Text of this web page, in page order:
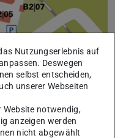
Nutzungserlebnis auf
Deswegen
selbst entscheiden,
unserer Webseiten
Website notwendig,
anzeigen werden
nicht abgewählt